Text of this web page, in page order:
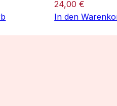
24,00€
In den